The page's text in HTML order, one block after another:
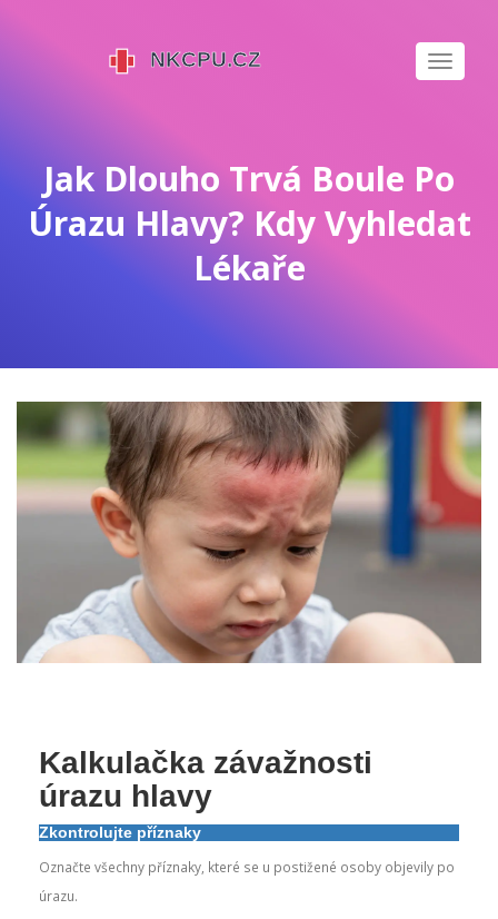
Zobrazit
navigaci
Jak Dlouho Trvá Boule Po
Úrazu Hlavy? Kdy Vyhledat
Lékaře
Kalkulačka závažnosti
úrazu hlavy
Zkontrolujte příznaky
Označte všechny příznaky, které se u postižené osoby objevily po
úrazu.